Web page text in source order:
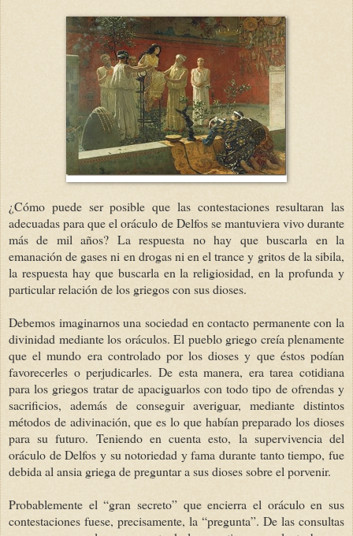
¿Cómo puede ser posible que las contestaciones resultaran las
adecuadas para que el oráculo de Delfos se mantuviera vivo durante
más de mil años? La respuesta no hay que buscarla en la
emanación de gases ni en drogas ni en el trance y gritos de la sibila,
la respuesta hay que buscarla en la religiosidad, en la profunda y
particular relación de los griegos con sus dioses.
Debemos imaginarnos una sociedad en contacto permanente con la
divinidad mediante los oráculos. El pueblo griego creía plenamente
que el mundo era controlado por los dioses y que éstos podían
favorecerles o perjudicarles. De esta manera, era tarea cotidiana
para los griegos tratar de apaciguarlos con todo tipo de ofrendas y
sacrificios, además de conseguir averiguar, mediante distintos
métodos de adivinación, que es lo que habían preparado los dioses
para su futuro. Teniendo en cuenta esto, la supervivencia del
oráculo de Delfos y su notoriedad y fama durante tanto tiempo, fue
debida al ansia griega de preguntar a sus dioses sobre el porvenir.
Probablemente el “gran secreto” que encierra el oráculo en sus
contestaciones fuese, precisamente, la “pregunta”. De las consultas